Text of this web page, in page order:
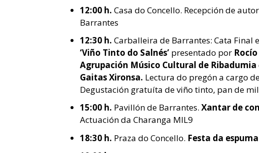
12:00 h. Casa do Concello. Recepción de
Barrantes
12:30 h. Carballeira de Barrantes: Cata Final
‘Viño Tinto do Salnés’ presentado por
Agrupación Músico Cultural de Ribadumia
Gaitas Xironsa. Lectura do pregón a cargo
Degustación gratuíta de viño tinto, pan de
15:00 h. Pavillón de Barrantes. Xantar de
Actuación da Charanga MIL9
18:30 h. Praza do Concello. Festa da espuma